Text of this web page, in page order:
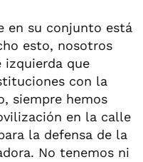
en su conjunto está
esto, nosotros
izquierda que
con la
siempre hemos
en la calle
la defensa de la
No tenemos ni